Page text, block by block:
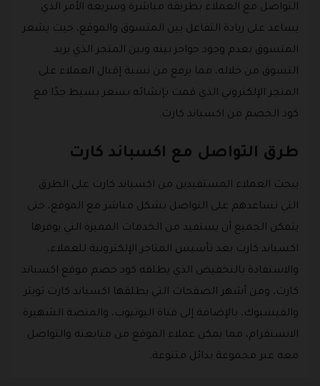
التواصل مع العملاء بطريقة مباشرة وسريعة الأمر الذي
يساعد على زيادة التفاعل بين المتسوق والموقع، حيث يشعر
المتسوق بعدم وجود حواجز بينه وبين المتجر الذي يريد
التسوق من خلاله، مما يرفع من نسبة إقبال العملاء على
المتجر الإلكتروني الذي قمت بإنشائه بسعر بسيط جدًا مع
كود الخصم من اكسباند كارت.
طرق التواصل مع اكسباند كارت
يبحث العملاء المستفيدين من اكسباند كارت على الطرق
التي تساعدهم على التواصل بشكل مباشر مع الموقع، حتى
يتمكن الجميع أن يستفيد من الخدمات المميزة التي يوفرها
اكسباند كارت بعد تأسيس المتاجر الإلكترونية للعملاء،
والاستفادة بالتخفيض الذي يطلقه كود خصم موقع اكسباند
كارت، ومن أشهر الصفحات التي يطلقها اكسباند كارت تويتر
والفيسبوك، بالإضافة إلى قناة اليوتيوب، والمنصة الشهيرة
الانستقرام، مما يمكن عملاء الموقع من متابعته والتواصل
معه عبر مجموعة بدائل متنوعة.